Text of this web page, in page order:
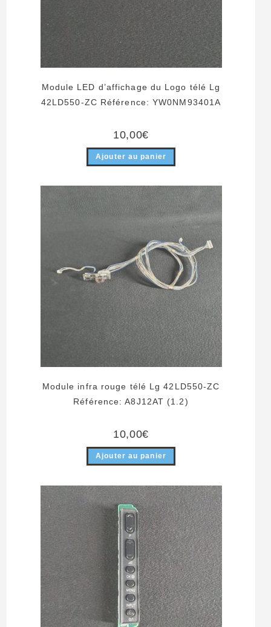
Module LED d’affichage du Logo télé Lg
42LD550-ZC Référence: YW0NM93401A
10,00€
Ajouter au panier
Module infra rouge télé Lg 42LD550-ZC
Référence: A8J12AT (1.2)
10,00€
Ajouter au panier